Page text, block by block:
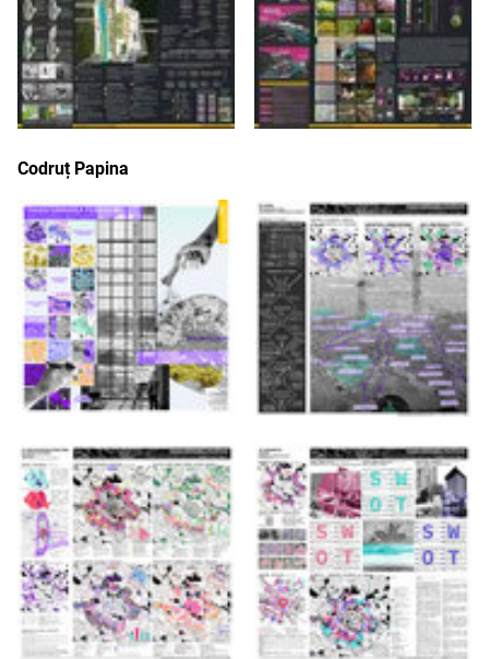
Codruț Papina